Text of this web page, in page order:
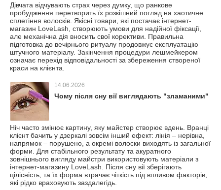
Дівчата відчувають страх через думку, що ранкове
пробудження перетворить їх розкішний погляд на хаотичне
сплетіння волосків. Якісні товари, які постачає інтернет-
магазин LoveLash, створюють умови для надійної фіксації,
але механічна дія вносить свої корективи. Правильна
підготовка до вечірнього ритуалу продовжує експлуатацію
штучного матеріалу. Закінчення процедури лешмейкером
означає перехід відповідальності за збереження створеної
краси на клієнта.
14.06.2026
Чому після сну вії виглядають "зламаними"
Ніч часто змінює картину, яку майстер створює вдень. Вранці
клієнт бачить у дзеркалі зовсім інший ефект: лінія – нерівна,
напрямок – порушено, а окремі волоски виходять із загальної
форми. Для стабільного результату та акуратного
зовнішнього вигляду майстри використовують матеріали з
інтернет-магазину LoveLash. Після сну вії зберігають
цілісність, та їх форма втрачає чіткість під впливом факторів,
які рідко враховують заздалегідь.